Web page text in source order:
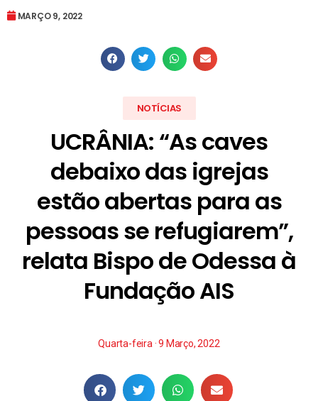
MARÇO 9, 2022
NOTÍCIAS
UCRÂNIA: “As caves
debaixo das igrejas
estão abertas para as
pessoas se refugiarem”,
relata Bispo de Odessa à
Fundação AIS
Quarta-feira · 9 Março, 2022